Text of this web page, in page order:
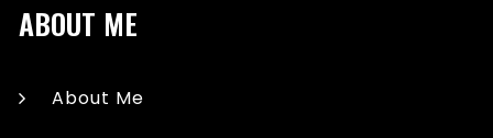
ABOUT ME
About Me